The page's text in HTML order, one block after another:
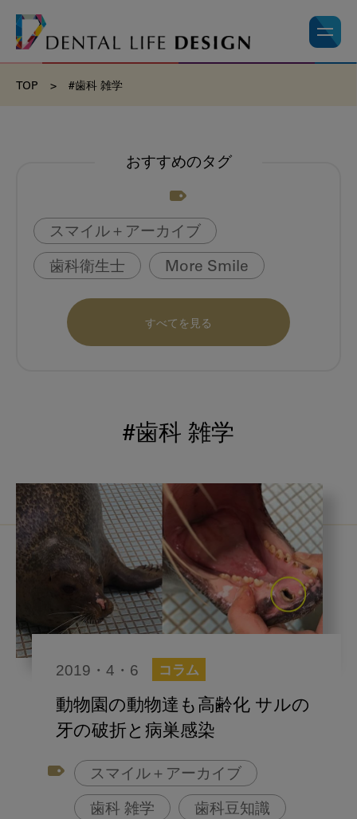
TOP > #歯科 雑学
おすすめのタグ
スマイル＋アーカイブ
歯科衛生士 More Smile
お悩み相談室 動画 書籍
book
海外歯科事情 咬合の変化
口腔機能発達不全症
いちき歯科 スウェーデン
歯周病 鼻うがい
内科 歯科 内科医師
歯科助手
アフターコロナ対策
すべてを見る
#歯科 雑学
2019・4・6 コラム
動物園の動物達も高齢化 サルの
牙の破折と病巣感染
スマイル＋アーカイブ
歯科 雑学 歯科豆知識